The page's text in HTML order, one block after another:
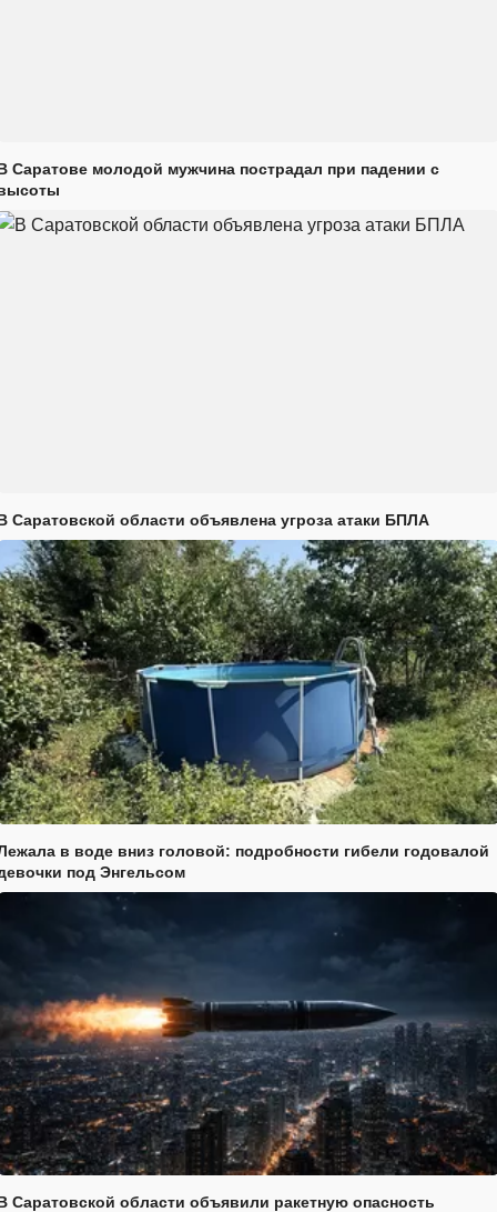
Саратове молодой мужчина пострадал при падении с
Саратовской области объявлена угроза атаки БПЛА
в воде вниз головой: подробности гибели годовалой
под Энгельсом
Саратовской области объявили ракетную опасность